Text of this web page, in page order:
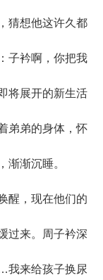
想他这许久都
子衿啊，你把我
将展开的新生活
弟弟的身体，怀
渐渐沉睡。
，现在他们的
过来。周子衿深
我来给孩子换尿